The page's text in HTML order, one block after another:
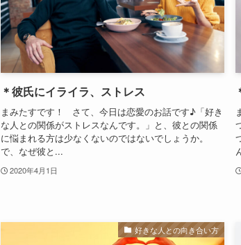
＊彼氏にイライラ、ストレス
まみたすです！ さて、今日は恋愛のお話です♪「好き
な人との関係がストレスなんです。」と、彼との関係
に悩まれる方は少なくないのではないでしょうか。
で、なぜ彼と...
2020年4月1日
好きな人との向き合い方